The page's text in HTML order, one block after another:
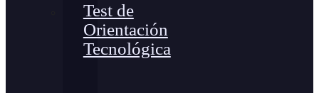
Test de
Orientación
Tecnológica